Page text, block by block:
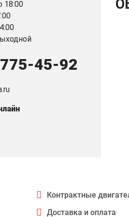
18:00
45-92
Контрактные
Доставка и оплата